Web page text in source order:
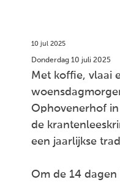
10 jul 2025
Donderdag 10 juli 2025
Met koffie, vlaai
Ophovenerhof
de
een jaarlijkse
Om de 14